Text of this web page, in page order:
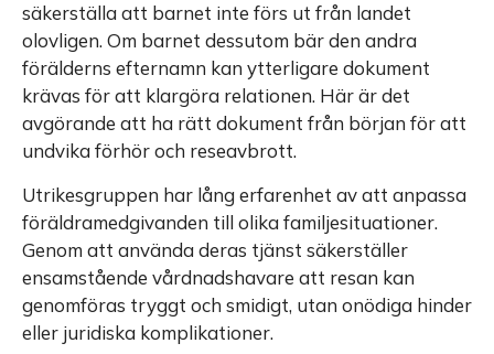
säkerställa att barnet inte förs ut från landet
olovligen. Om barnet dessutom bär den andra
förälderns efternamn kan ytterligare dokument
krävas för att klargöra relationen. Här är det
avgörande att ha rätt dokument från början för att
undvika förhör och reseavbrott.
Utrikesgruppen har lång erfarenhet av att anpassa
föräldramedgivanden till olika familjesituationer.
Genom att använda deras tjänst säkerställer
ensamstående vårdnadshavare att resan kan
genomföras tryggt och smidigt, utan onödiga hinder
eller juridiska komplikationer.